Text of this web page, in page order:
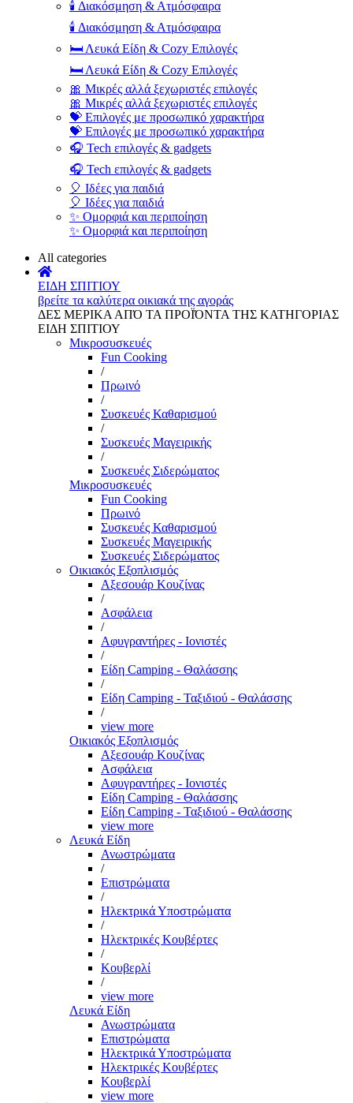
🕯️ Διακόσμηση & Ατμόσφαιρα
🕯️ Διακόσμηση & Ατμόσφαιρα
🛏️ Λευκά Είδη & Cozy Επιλογές
🛏️ Λευκά Είδη & Cozy Επιλογές
🎀 Μικρές αλλά ξεχωριστές επιλογές
🎀 Μικρές αλλά ξεχωριστές επιλογές
💝 Επιλογές με προσωπικό χαρακτήρα
💝 Επιλογές με προσωπικό χαρακτήρα
🎧 Tech επιλογές & gadgets
🎧 Tech επιλογές & gadgets
🎈 Ιδέες για παιδιά
🎈 Ιδέες για παιδιά
✨ Ομορφιά και περιποίηση
✨ Ομορφιά και περιποίηση
All categories
ΕΙΔΗ ΣΠΙΤΙΟΥ
βρείτε τα καλύτερα οικιακά της αγοράς
ΔΕΣ ΜΕΡΙΚΑ ΑΠΌ ΤΑ ΠΡΟΪΌΝΤΑ ΤΗΣ ΚΑΤΗΓΟΡΙΑΣ
ΕΙΔΗ ΣΠΙΤΙΟΥ
Μικροσυσκευές
Fun Cooking
/
Πρωινό
/
Συσκευές Καθαρισμού
/
Συσκευές Μαγειρικής
/
Συσκευές Σιδερώματος
Μικροσυσκευές
Fun Cooking
Πρωινό
Συσκευές Καθαρισμού
Συσκευές Μαγειρικής
Συσκευές Σιδερώματος
Οικιακός Εξοπλισμός
Αξεσουάρ Κουζίνας
/
Ασφάλεια
/
Αφυγραντήρες - Ιονιστές
/
Είδη Camping - Θαλάσσης
/
Είδη Camping - Ταξιδιού - Θαλάσσης
/
view more
Οικιακός Εξοπλισμός
Αξεσουάρ Κουζίνας
Ασφάλεια
Αφυγραντήρες - Ιονιστές
Είδη Camping - Θαλάσσης
Είδη Camping - Ταξιδιού - Θαλάσσης
view more
Λευκά Είδη
Ανωστρώματα
/
Επιστρώματα
/
Ηλεκτρικά Υποστρώματα
/
Ηλεκτρικές Κουβέρτες
/
Κουβερλί
/
view more
Λευκά Είδη
Ανωστρώματα
Επιστρώματα
Ηλεκτρικά Υποστρώματα
Ηλεκτρικές Κουβέρτες
Κουβερλί
view more